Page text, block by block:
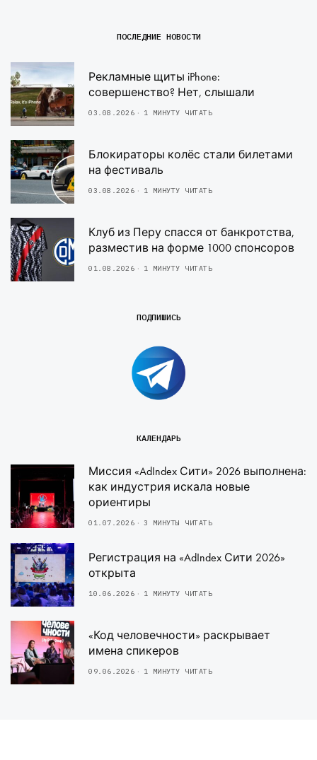
ПОСЛЕДНИЕ НОВОСТИ
Рекламные щиты iPhone:
совершенство? Нет, слышали
03.08.2026 1 МИНУТУ ЧИТАТЬ
Блокираторы колёс стали билетами
на фестиваль
03.08.2026 1 МИНУТУ ЧИТАТЬ
Клуб из Перу спасся от банкротства,
разместив на форме 1000 спонсоров
01.08.2026 1 МИНУТУ ЧИТАТЬ
ПОДПИШИСЬ
КАЛЕНДАРЬ
Миссия «AdIndex Сити» 2026 выполнена:
как индустрия искала новые
ориентиры
01.07.2026 3 МИНУТЫ ЧИТАТЬ
Регистрация на «AdIndex Сити 2026»
открыта
10.06.2026 1 МИНУТУ ЧИТАТЬ
«Код человечности» раскрывает
имена спикеров
09.06.2026 1 МИНУТУ ЧИТАТЬ